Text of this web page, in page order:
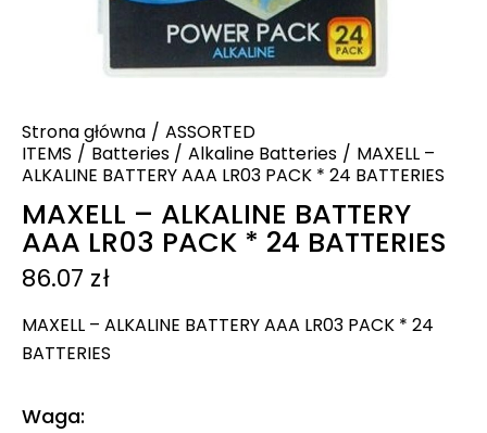
Strona główna
ASSORTED
ITEMS
Batteries Alkaline Batteries
MAXELL –
ALKALINE BATTERY AAA LR03 PACK * 24 BATTERIES
MAXELL – ALKALINE BATTERY
AAA LR03 PACK * 24 BATTERIES
86.07 zł
MAXELL – ALKALINE BATTERY AAA LR03 PACK * 24
BATTERIES
Waga